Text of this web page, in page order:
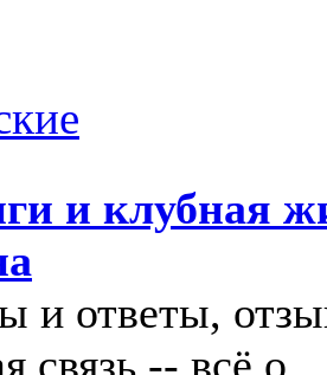
и клубная
и ответы,
связь -- всё о